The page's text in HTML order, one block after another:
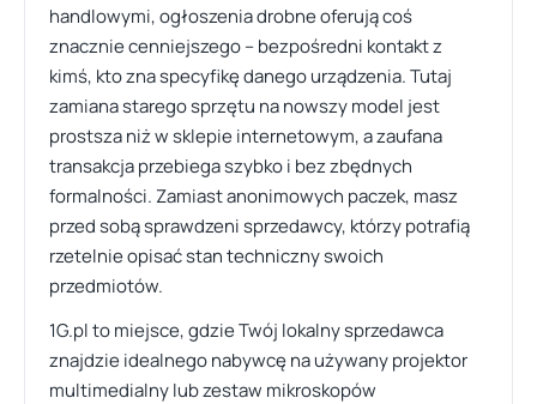
handlowymi, ogłoszenia drobne oferują coś
znacznie cenniejszego – bezpośredni kontakt z
kimś, kto zna specyfikę danego urządzenia. Tutaj
zamiana starego sprzętu na nowszy model jest
prostsza niż w sklepie internetowym, a zaufana
transakcja przebiega szybko i bez zbędnych
formalności. Zamiast anonimowych paczek, masz
przed sobą sprawdzeni sprzedawcy, którzy potrafią
rzetelnie opisać stan techniczny swoich
przedmiotów.
1G.pl to miejsce, gdzie Twój lokalny sprzedawca
znajdzie idealnego nabywcę na używany projektor
multimedialny lub zestaw mikroskopów